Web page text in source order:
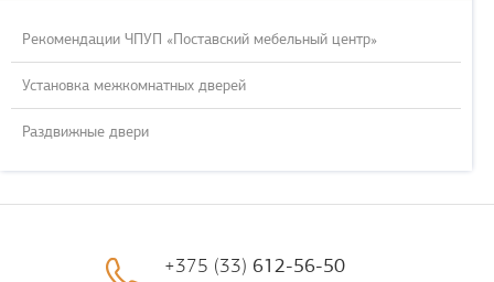
Рекомендации ЧПУП «Поставский мебельный центр»
Установка межкомнатных дверей
Раздвижные двери
+375 (33) 612-56-50